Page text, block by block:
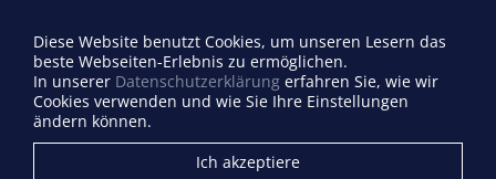
lebendigen Schreibstil und relevantem Content fördert das
Magazin den Austausch innerhalb der Retail-Community.
Ob digitale Trends oder praktische Alltagstipps – iXtenso
macht Wissen für den Handel zugänglich.
Diese Website benutzt Cookies, um unseren Lesern das
beste Webseiten-Erlebnis zu ermöglichen.
In unserer Datenschutzerklärung erfahren Sie, wie wir
Cookies verwenden und wie Sie Ihre Einstellungen
ändern können.
Ich akzeptiere